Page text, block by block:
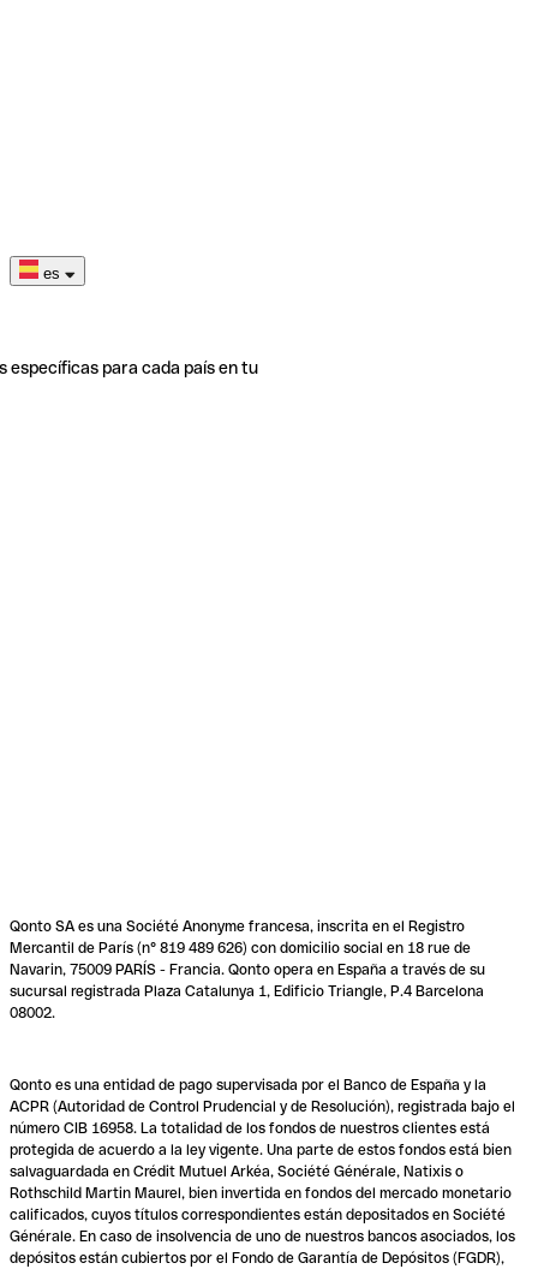
es
específicas para cada país en tu
Qonto SA es una Société Anonyme francesa, inscrita en el Registro
Mercantil de París (n° 819 489 626) con domicilio social en 18 rue de
Navarin, 75009 PARÍS - Francia. Qonto opera en España a través de su
sucursal registrada Plaza Catalunya 1, Edificio Triangle, P.4 Barcelona
08002.
Qonto es una entidad de pago supervisada por el Banco de España y la
ACPR (Autoridad de Control Prudencial y de Resolución), registrada bajo el
número CIB 16958. La totalidad de los fondos de nuestros clientes está
protegida de acuerdo a la ley vigente. Una parte de estos fondos está bien
salvaguardada en Crédit Mutuel Arkéa, Société Générale, Natixis o
Rothschild Martin Maurel, bien invertida en fondos del mercado monetario
calificados, cuyos títulos correspondientes están depositados en Société
Générale. En caso de insolvencia de uno de nuestros bancos asociados, los
depósitos están cubiertos por el Fondo de Garantía de Depósitos (FGDR),